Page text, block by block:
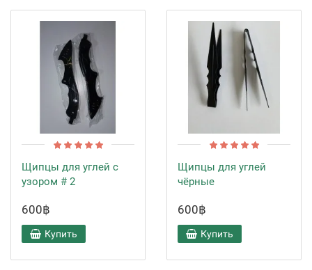
Щипцы для углей с
узором # 2
600฿
Купить
Щипцы для углей
чёрные
600฿
Купить